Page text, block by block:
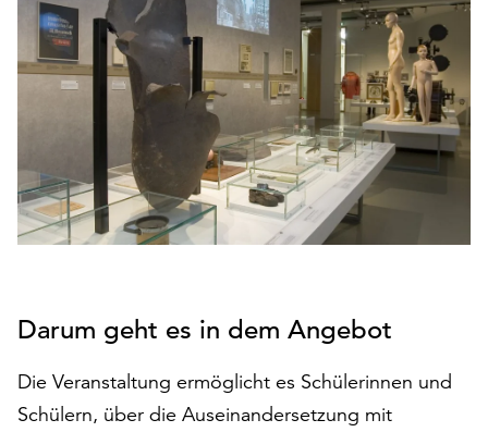
den
Betrieb
der
(funktionale
Cookies),
sowie
solche,
zu
anonymen
Statistikzwecken
genutzt
werden.
Darum geht es in dem Angebot
Die Veranstaltung ermöglicht es Schülerinnen und
Schülern, über die Auseinandersetzung mit